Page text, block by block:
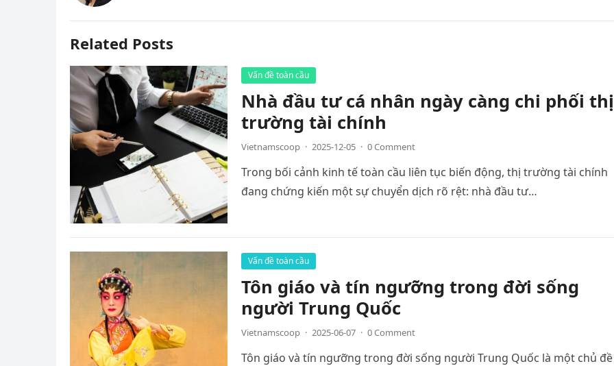
Related Posts
Vấn đề toàn cầu
Nhà đầu tư cá nhân ngày càng chi phối thị
trường tài chính
Vietnamscoop · 2025-12-05 · 0 Comment
Trong bối cảnh kinh tế toàn cầu liên tục biến động, thị trường tài chính
đang chứng kiến một sự chuyển dịch rõ rệt: nhà đầu tư…
Vấn đề toàn cầu
Tôn giáo và tín ngưỡng trong đời sống
người Trung Quốc
Vietnamscoop · 2025-06-07 · 0 Comment
Tôn giáo và tín ngưỡng trong đời sống người Trung Quốc là một chủ đề